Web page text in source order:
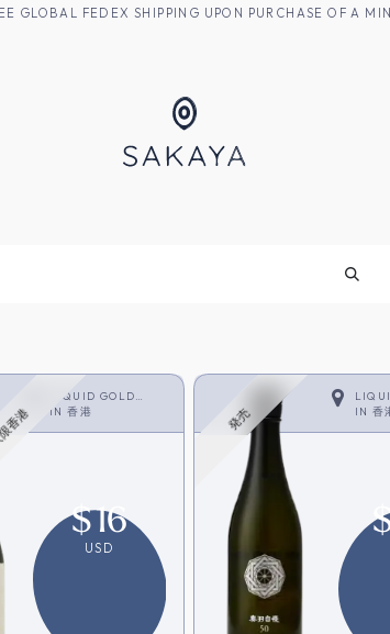
GLOBAL FEDEX SHIPPING UPON PURCHASE OF A
LIQUID GOLD
LIMITED
IN香港
港
$16
USD
IN 香
発売